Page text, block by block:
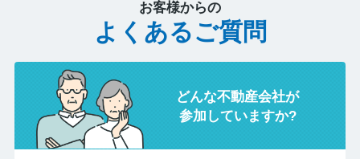
お客様からの
よくあるご質問
どんな不動産会社が
参加していますか?